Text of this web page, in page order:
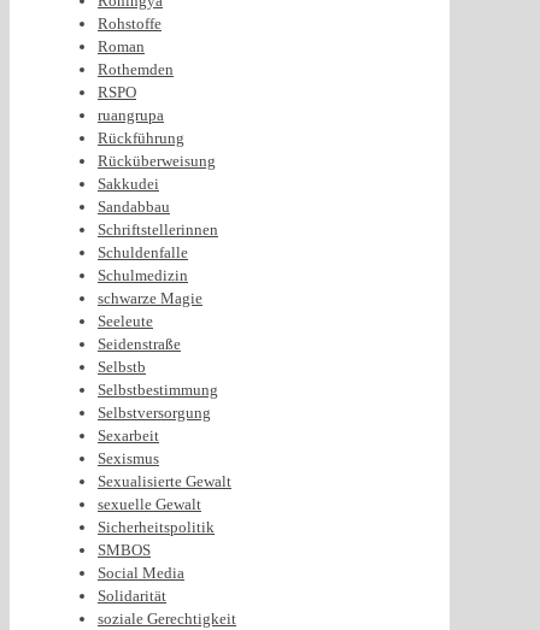
Rohstoffe
Roman
Rothemden
RSPO
ruangrupa
Rückführung
Rücküberweisung
Sakkudei
Sandabbau
Schriftstellerinnen
Schuldenfalle
Schulmedizin
schwarze Magie
Seeleute
Seidenstraße
Selbstb
Selbstbestimmung
Selbstversorgung
Sexarbeit
Sexismus
Sexualisierte Gewalt
sexuelle Gewalt
Sicherheitspolitik
SMBOS
Social Media
Solidarität
soziale Gerechtigkeit